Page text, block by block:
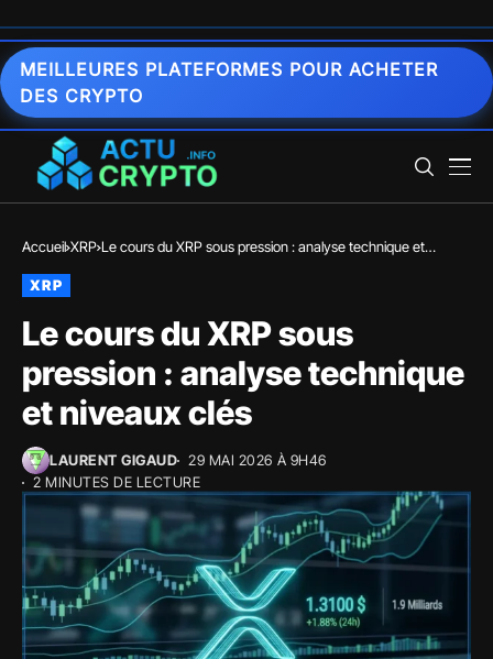
MEILLEURES PLATEFORMES POUR ACHETER
DES CRYPTO
Accueil XRP Le cours du XRP sous pression : analyse technique et
XRP
Le cours du XRP sous
pression : analyse technique
et niveaux clés
LAURENT GIGAUD
29 MAI 2026 À 9H46
2 MINUTES DE LECTURE